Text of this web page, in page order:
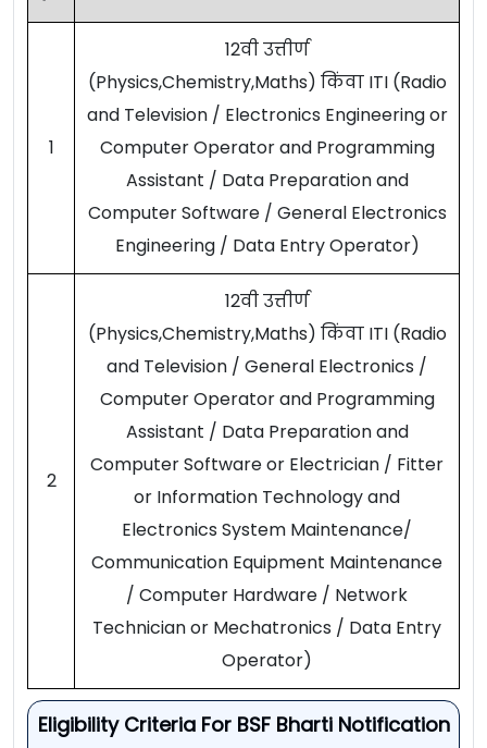
1
12वी उत्तीर्ण
(Physics,Chemistry,Maths) किंवा ITI (Radio
and Television / Electronics Engineering or
Computer Operator and Programming
Assistant / Data Preparation and
Computer Software / General Electronics
Engineering / Data Entry Operator)
2
12वी उत्तीर्ण
(Physics,Chemistry,Maths) किंवा ITI (Radio
and Television / General Electronics /
Computer Operator and Programming
Assistant / Data Preparation and
Computer Software or Electrician / Fitter
or Information Technology and
Electronics System Maintenance/
Communication Equipment Maintenance
/ Computer Hardware / Network
Technician or Mechatronics / Data Entry
Operator)
Eligibility Criteria For BSF Bharti Notification